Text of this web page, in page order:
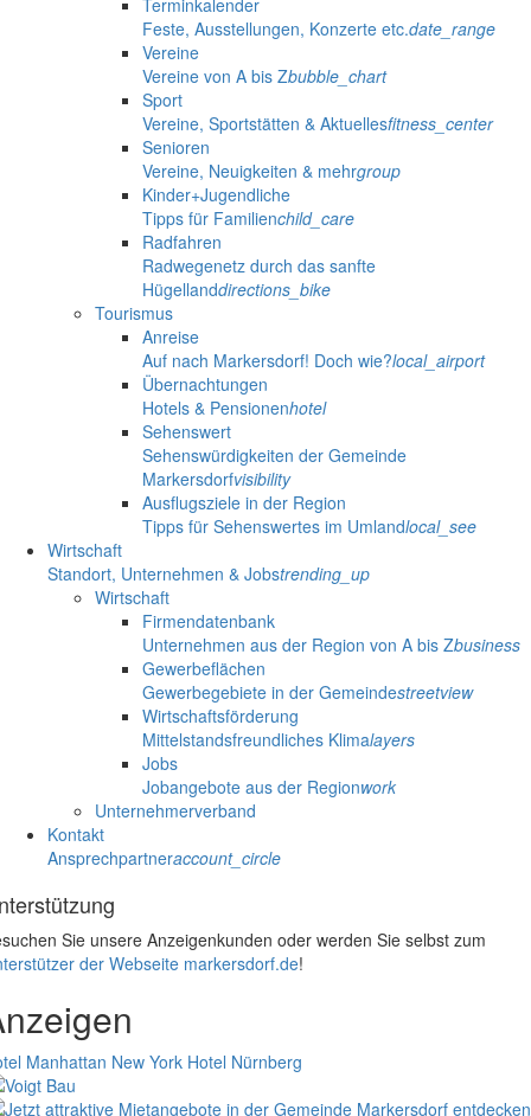
Terminkalender
Feste, Ausstellungen, Konzerte etc.date_range
Vereine
Vereine von A bis Zbubble_chart
Sport
Vereine, Sportstätten & Aktuellesfitness_center
Senioren
Vereine, Neuigkeiten & mehrgroup
Kinder+Jugendliche
Tipps für Familienchild_care
Radfahren
Radwegenetz durch das sanfte
Hügellanddirections_bike
Tourismus
Anreise
Auf nach Markersdorf! Doch wie?local_airport
Übernachtungen
Hotels & Pensionenhotel
Sehenswert
Sehenswürdigkeiten der Gemeinde
Markersdorfvisibility
Ausflugsziele in der Region
Tipps für Sehenswertes im Umlandlocal_see
Wirtschaft
Standort, Unternehmen & Jobstrending_up
Wirtschaft
Firmendatenbank
Unternehmen aus der Region von A bis Zbusiness
Gewerbeflächen
Gewerbegebiete in der Gemeindestreetview
Wirtschaftsförderung
Mittelstandsfreundliches Klimalayers
Jobs
Jobangebote aus der Regionwork
Unternehmerverband
Kontakt
Ansprechpartneraccount_circle
Sie unsere Anzeigenkunden oder werden Sie selbst zum
der Webseite markersdorf.de!
Manhattan New York Hotel Nürnberg